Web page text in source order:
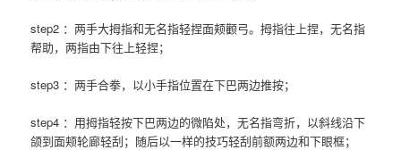
step2 ：两手大拇指和无名指轻捏面颊颧弓。拇指往上捏，无名指
帮助，两指由下往上轻捏；
step3 ：两手合拳，以小手指位置在下巴两边推按；
step4 ：用拇指轻按下巴两边的微陷处，无名指弯折，以斜线沿下
颌到面颊轮廊轻刮；随后以一样的技巧轻刮前额两边和下眼框；